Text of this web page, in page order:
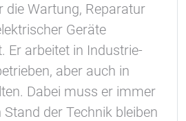
die Wartung, Reparatur
Geräte
Er arbeitet in Industrie-
aber auch in
Dabei muss er immer
der Technik bleiben
für die einwandfreie Funktion
Cookie